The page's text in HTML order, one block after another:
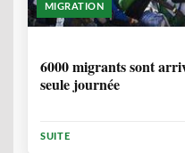
MIGRATION
6000 migrants sont
seule journée
SUITE